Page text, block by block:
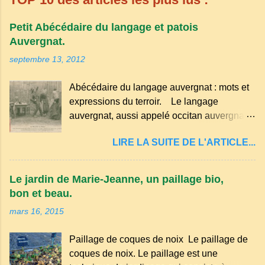
Petit Abécédaire du langage et patois
Auvergnat.
septembre 13, 2012
Abécédaire du langage auvergnat : mots et
expressions du terroir. Le langage
auvergnat, aussi appelé occitan auvergnat ,
principalement en Auvergne et dans
certaines parties du Massif central . Il
et est classé parmi les dialectes du nord-
Par exemple, on trouve des mots typiques
comme "agourer" (s'accroupir) ou "aze"
LIRE LA SUITE DE L'ARTICLE...
Le jardin de Marie-Jeanne, un paillage bio,
bon et beau.
mars 16, 2015
Paillage de coques de noix Le paillage de
coques de noix. Le paillage est une